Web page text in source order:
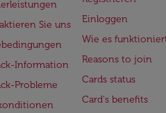
Sie uns
Information
Probleme
Einloggen
Wie es
Reasons to join
Cards status
Card's benefits